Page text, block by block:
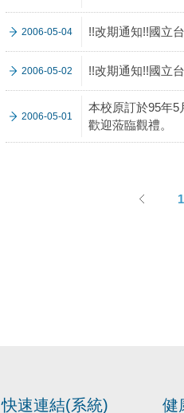
2006-05-04 !!改期通知!!國立
2006-05-02 !!改期通知!!國立
2006-05-01
本校原訂於95年5
歡迎蒞臨觀禮。
1
快速連結(系統) 健